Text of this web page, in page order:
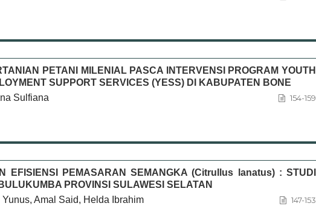
PETANI MILENIAL PASCA INTERVENSI PROGRAM YOUTH
SUPPORT SERVICES (YESS) DI KABUPATEN BONE
Sulfiana
154-159
EFISIENSI PEMASARAN SEMANGKA (Citrullus lanatus) : STUDI
PROVINSI SULAWESI SELATAN
Amal Said, Helda Ibrahim
147-153